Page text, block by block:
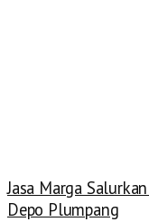
Jasa Marga
Depo Plumpang